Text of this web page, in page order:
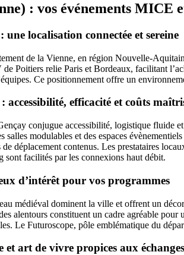
: vos événements
une localisation connectée et sereine
de la Vienne, en région Nouvelle-
Poitiers relie Paris et Bordeaux, facilitant
Ce positionnement offre un
accessibilité, efficacité et coûts
conjugue accessibilité, logistique fluide
salles modulables et des espaces
de déplacement contenus. Les prestataires
sont facilités par les connexions haut débit.
d’intérêt pour vos programmes
médiéval dominent la ville et offrent un
alentours constituent un cadre agréable
Le Futuroscope, pôle emblématique du
et art de vivre propices aux échanges